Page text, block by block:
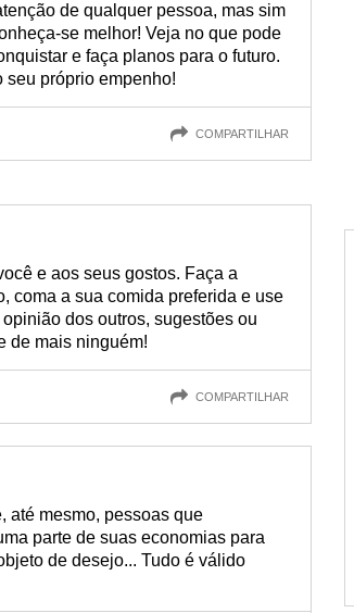
de qualquer pessoa, mas sim
se melhor! Veja no que pode
e faça planos para o futuro.
seu próprio empenho!
COMPARTILHAR
e aos seus gostos. Faça a
coma a sua comida preferida e use
dos outros, sugestões ou
de mais ninguém!
COMPARTILHAR
até mesmo, pessoas que
parte de suas economias para
de desejo... Tudo é válido